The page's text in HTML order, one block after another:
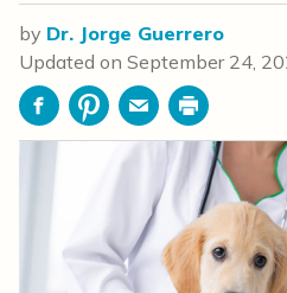
by Dr. Jorge Guerrero
Updated on September 24,
FacebookPinterestEmailPrint